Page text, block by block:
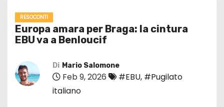
RESOCONTI
Europa amara per Braga: la cintura
EBU va a Benloucif
Di Mario Salomone
Feb 9, 2026 #EBU, #Pugilato
italiano